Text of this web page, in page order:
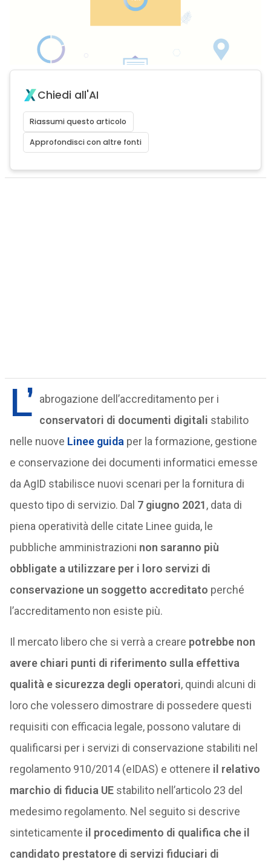
Chiedi all'AI
Riassumi questo articolo
Approfondisci con altre fonti
L’ abrogazione dell’accreditamento per i
conservatori di documenti digitali stabilito
nelle nuove Linee guida per la formazione, gestione
e conservazione dei documenti informatici emesse
da AgID stabilisce nuovi scenari per la fornitura di
questo tipo di servizio. Dal 7 giugno 2021, data di
piena operatività delle citate Linee guida, le
pubbliche amministrazioni non saranno più
obbligate a utilizzare per i loro servizi di
conservazione un soggetto accreditato perché
l’accreditamento non esiste più.
Il mercato libero che si verrà a creare potrebbe non
avere chiari punti di riferimento sulla effettiva
qualità e sicurezza degli operatori, quindi alcuni di
loro che volessero dimostrare di possedere questi
requisiti con efficacia legale, possono valutare di
qualificarsi per i servizi di conservazione stabiliti nel
regolamento 910/2014 (eIDAS) e ottenere il relativo
marchio di fiducia UEstabilito nell’articolo 23 del
medesimo regolamento. Nel seguito si descrive
sinteticamente il procedimento di qualifica che il
candidato prestatore di servizi fiduciari di